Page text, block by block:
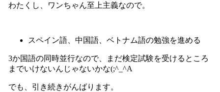
わたくし、ワンちゃん至上主義なので。
スペイン語、中国語、ベトナム語の勉強を進める
3か国語の同時並行なので、まだ検定試験を受けるところ
までいけないんじゃないかな(;^_^A
でも、引き続きがんばります。